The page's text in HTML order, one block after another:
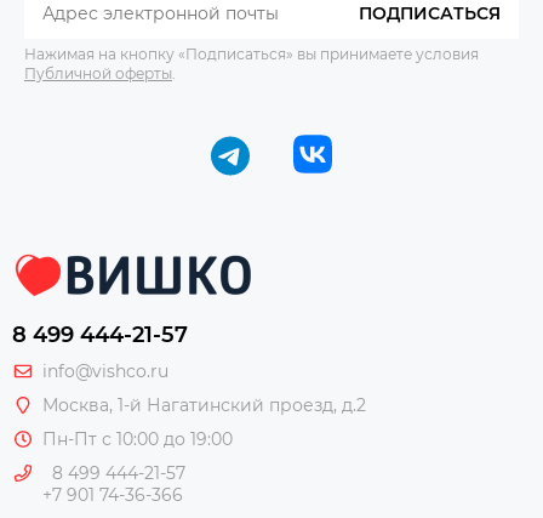
ПОДПИСАТЬСЯ
Нажимая на кнопку «Подписаться» вы принимаете условия
Публичной оферты
8 499 444-21-57
info@vishco.ru
Москва, 1-й Нагатинский проезд, д.2
Пн-Пт с 10:00 до 19:00
8 499 444-21-57
+7 901 74-36-366